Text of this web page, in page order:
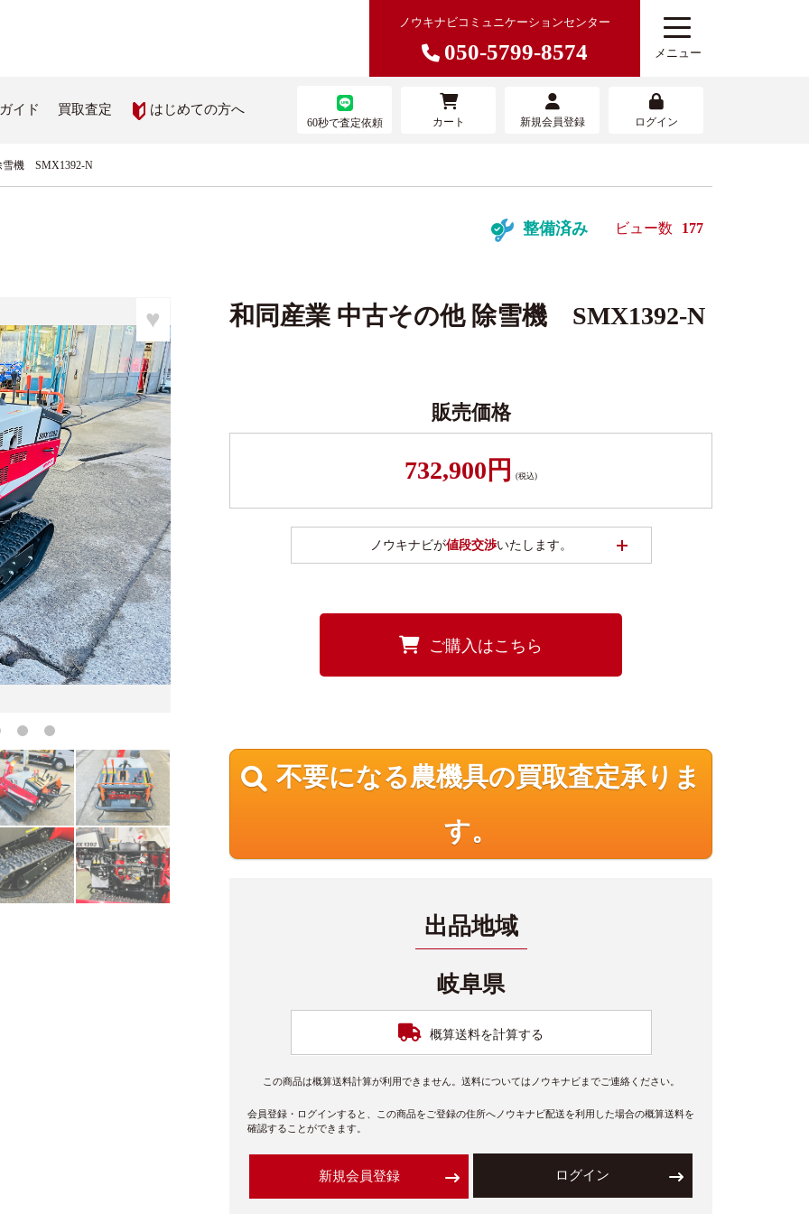
ノウキナビコミュニケーションセンター
050-5799-8574 メニュー
を買いたい 部品を取り寄せたい 農機を売りたい
農機具買取査定サービス
イド 買取査定 はじめての方へ
60秒で査定依頼 カート 新規会員登録 ログイン
雪機 SMX1392-N
整備済み ビュー数 177
♥ 和同産業 中古その他 除雪機 SMX1392-N
販売価格
732,900円 (税込)
ノウキナビが値段交渉いたします。
ご購入はこちら
不要になる農機具の買取査定承りま
す。
出品地域
岐阜県
概算送料を計算する
この商品は概算送料計算が利用できません。送料についてはノウキナビまでご連絡ください。
会員登録・ログインすると、この商品をご登録の住所へノウキナビ配送を利用した場合の概算送料を
確認することができます。
新規会員登録 ログイン